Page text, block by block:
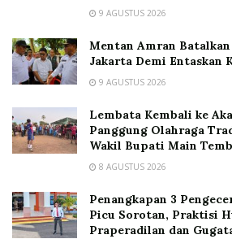
9 AGUSTUS 2026
Mentan Amran
Jakarta Demi Entaskan
9 AGUSTUS 2026
Lembata Kembali ke
Panggung Olahraga
Wakil Bupati Main
8 AGUSTUS 2026
Penangkapan 3
Picu Sorotan, Praktisi
Praperadilan dan